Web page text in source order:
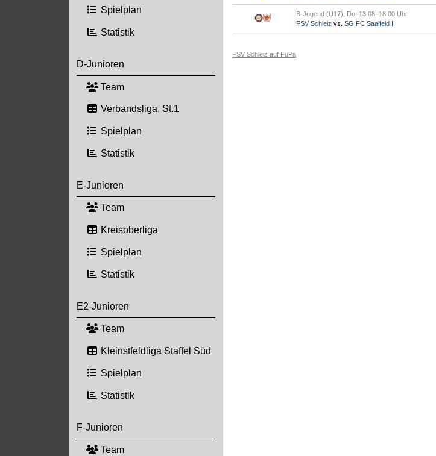
Spielplan
Statistik
D-Junioren
Team
Verbandsliga, St.1
Spielplan
Statistik
E-Junioren
Team
Kreisoberliga
Spielplan
Statistik
E2-Junioren
Team
Kleinstfeldliga Staffel Süd
Spielplan
Statistik
F-Junioren
Team
B-Jugend (U17), Do. 13.08. 18:00 Uhr
FSV Schleiz vs. SG FC Saalfeld II
FSV Schleiz auf FuPa